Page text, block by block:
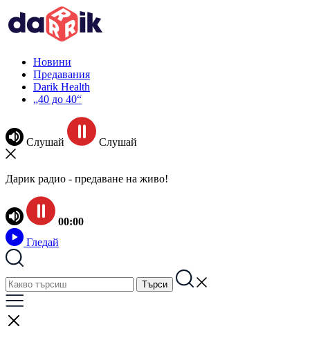
Новини
Предавания
Darik Health
„40 до 40“
Слушай Слушай
Дарик радио - предаване на живо!
00:00
Гледай